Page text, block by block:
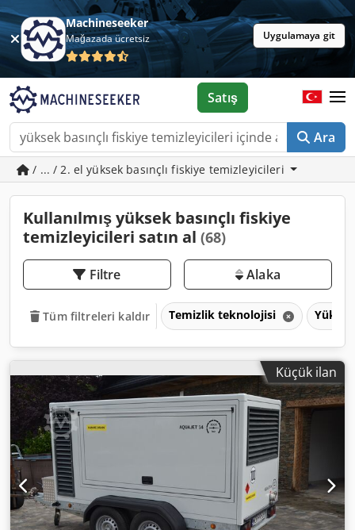
Machineseeker
Mağazada ücretsiz Uygulamaya git
Ara
Satış
/ ... / 2. el yüksek basınçlı fiskiye temizleyicileri
Kullanılmış yüksek basınçlı fiskiye
temizleyicileri satın al (68)
Filtre Alaka
Tüm filtreleri kaldır Temizlik teknolojisi
Küçük ilan